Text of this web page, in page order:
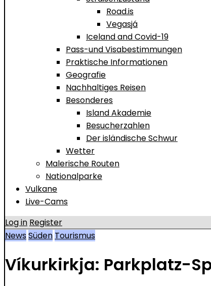
Road.is
Vegasjá
Iceland and Covid-19
Pass-und Visabestimmungen
Praktische Informationen
Geografie
Nachhaltiges Reisen
Besonderes
Island Akademie
Besucherzahlen
Der isländische Schwur
Wetter
Malerische Routen
Nationalparke
Vulkane
Live-Cams
Log in Register
NewsSüden Tourismus
Víkurkirkja: Parkplatz-